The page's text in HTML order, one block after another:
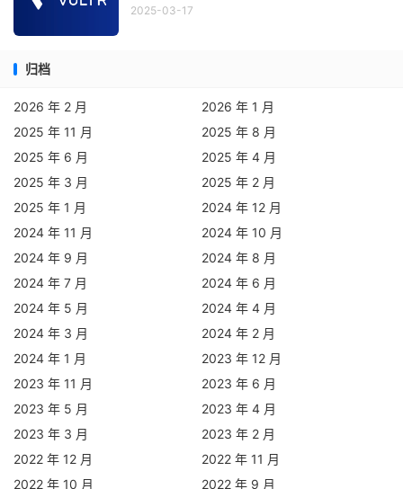
2025-03-17
归档
2026 年 2 月
2026 年 1 月
2025 年 11 月
2025 年 8 月
2025 年 6 月
2025 年 4 月
2025 年 3 月
2025 年 2 月
2025 年 1 月
2024 年 12 月
2024 年 11 月
2024 年 10 月
2024 年 9 月
2024 年 8 月
2024 年 7 月
2024 年 6 月
2024 年 5 月
2024 年 4 月
2024 年 3 月
2024 年 2 月
2024 年 1 月
2023 年 12 月
2023 年 11 月
2023 年 6 月
2023 年 5 月
2023 年 4 月
2023 年 3 月
2023 年 2 月
2022 年 12 月
2022 年 11 月
2022 年 10 月
2022 年 9 月